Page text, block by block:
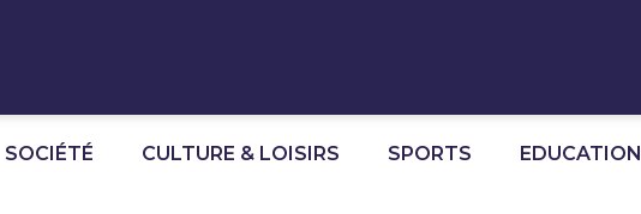
SOCIÉTÉ CULTURE & LOISIRS SPORTS EDUCATION